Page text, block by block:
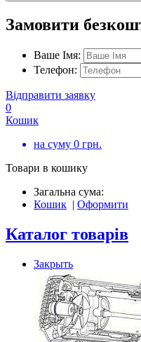
Замовити
Ваше Імя:
Телефон:
Відправити заявку
0
Кошик
на суму 0 грн.
Товари в кошику
Загальна сума:
Кошик | Оформити
Каталог товарів
Закрыть